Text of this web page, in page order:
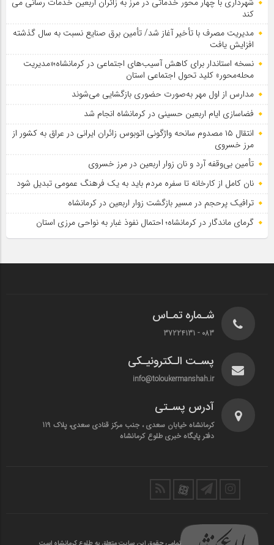
کند
مدیریت مصرف با تأخیر آغاز شد/ تأمین برق صنایع نسبت به سال گذشته
افزایش یافت
نسخه استاندار برای کاهش آسیب‌های اجتماعی در کرمانشاه؛«مدیریت
محله‌محور» کلید تحول اجتماعی استان
مدارس از اول مهر به‌صورت حضوری بازگشایی می‌شوند
فضاسازی ایام اربعین حسینی در کرمانشاه انجام شد
انتقال ۱۵ مصدوم سانحه واژگونی اتوبوس زائران ایرانی در عراق به کشور از
مرز خسروی
تأمین بی‌وقفه آرد و نان زوار اربعین در مرز خسروی
نان کامل از کارخانه تا سفره مردم باید به یک فرهنگ عمومی تبدیل شود
ترافیک پرحجم در مسیر بازگشت زوار اربعین در کرمانشاه
گرمای ماندگار در کرمانشاه؛ احتمال نفوذ غبار به نواحی مرزی استان
شـماره تمـاس
083 - 37224131
پسـت الـکترونیـکی
info@toloukermanshah.ir
آدرس پسـتی
کرمانشاه خیابان سعدی ، جنب مرکز قنادی سعدی، پلاک 119
دفتر پایگاه خبری طلوع کرمانشاه